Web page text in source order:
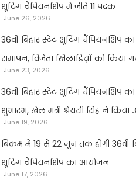
शूटिंग चैंपियनशिप में जीते 11 पदक
June 26, 2026
36वीं बिहार स्टेट शूटिंग चैंपियनशिप
समापन, विजेता खिलाडिय़ों को किया
June 23, 2026
36वीं बिहार स्टेट शूटिंग चैंपियनशिप
शुभारंभ, खेल मंत्री श्रेयसी सिंह ने किया
June 19, 2026
बिक्रम में 19 से 22 जून तक होगी 36वीं
शूटिंग चैंपियनशिप का आयोजन
June 17, 2026